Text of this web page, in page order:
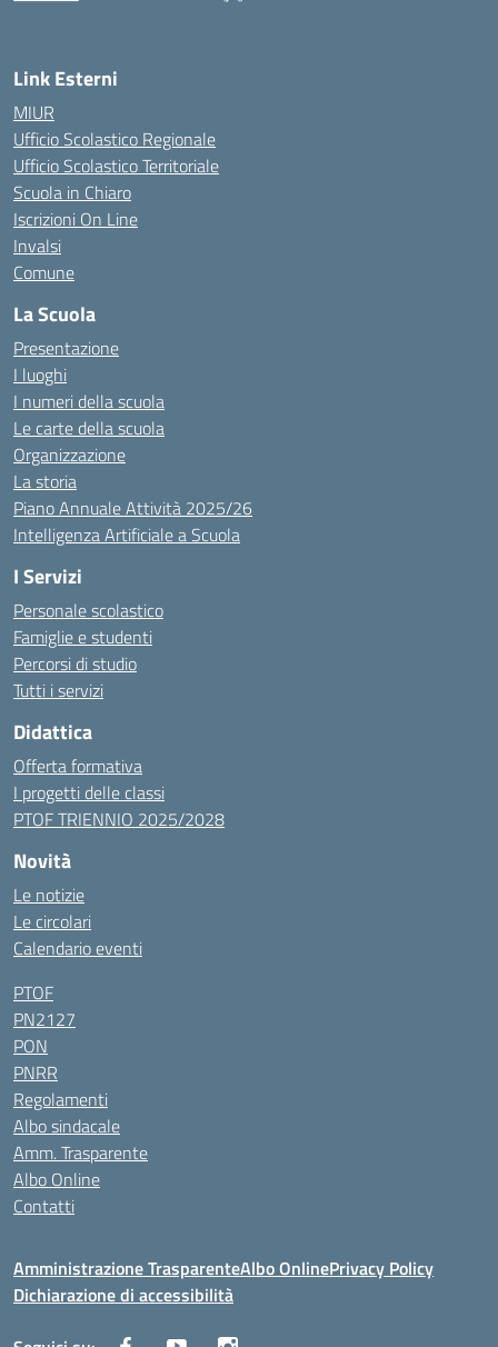
Link Esterni
MIUR
Ufficio Scolastico Regionale
Ufficio Scolastico Territoriale
Scuola in Chiaro
Iscrizioni On Line
Invalsi
Comune
La Scuola
Presentazione
I luoghi
I numeri della scuola
Le carte della scuola
Organizzazione
La storia
Piano Annuale Attività 2025/26
Intelligenza Artificiale a Scuola
I Servizi
Personale scolastico
Famiglie e studenti
Percorsi di studio
Tutti i servizi
Didattica
Offerta formativa
I progetti delle classi
PTOF TRIENNIO 2025/2028
Novità
Le notizie
Le circolari
Calendario eventi
PTOF
PN2127
PON
PNRR
Regolamenti
Albo sindacale
Amm. Trasparente
Albo Online
Contatti
Amministrazione TrasparenteAlbo OnlinePrivacy Policy
Dichiarazione di accessibilità